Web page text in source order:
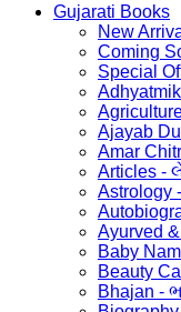
Gujarati Books
New
Coming
Special
Ajayab
Amar
Articles -
Astrology
Ayurved
Baby
Beauty
Bhajan -